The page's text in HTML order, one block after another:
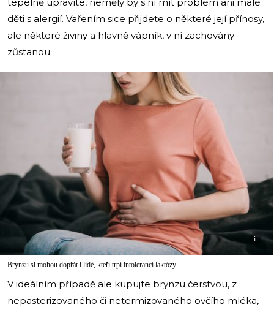
děti s alergií. Vařením sice přijdete o některé její přínosy,
ale některé živiny a hlavně vápník, v ní zachovány
zůstanou.
i
Brynzu si mohou dopřát i lidé, kteří trpí intolerancí laktózy
V ideálním případě ale kupujte brynzu čerstvou, z
nepasterizovaného či netermizovaného ovčího mléka,